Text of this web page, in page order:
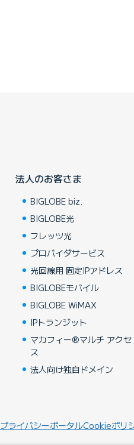
法人のお客さま
BIGLOBE biz.
BIGLOBE光
フレッツ光
プロバイダサービス
光回線用 固定IPアドレス
BIGLOBEモバイル
BIGLOBE WiMAX
IPトランジット
マカフィー®マルチ アクセ
ス
法人向け独自ドメイン
プライバシーポータルCookieポリ